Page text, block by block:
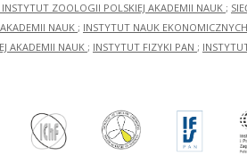
ZOOLOGII POLSKIEJ AKADEMII NAUK ;
NAUK ; INSTYTUT NAUK
AKADEMII NAUK ; INSTYTUT FIZYKI PAN ;